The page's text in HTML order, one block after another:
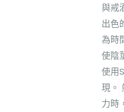
與戒
出色
為時
使陰
使用
現。
力時